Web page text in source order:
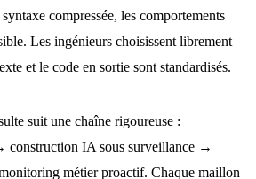
compressée, les comportements
Les ingénieurs choisissent librement
et le code en sortie sont standardisés.
suit une chaîne rigoureuse :
construction IA sous surveillance →
métier proactif. Chaque maillon